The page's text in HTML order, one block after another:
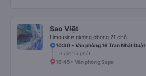
Sao Việt
10:30 • Văn phòng 16 Trần Nhật Duật
6 giờ 15 phút
16:45 • Văn phòng Sapa